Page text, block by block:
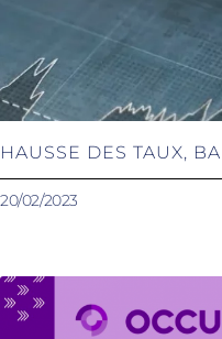
HAUSSE DES TAUX,
20/02/2023